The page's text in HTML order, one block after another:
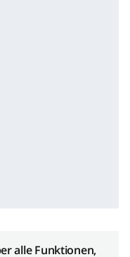
alle Funktionen,